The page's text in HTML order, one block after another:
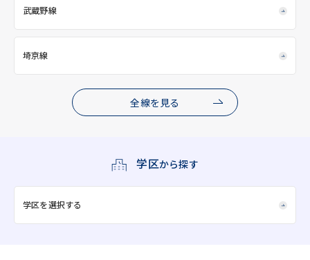
武蔵野線
埼京線
全線を見る
学区から探す
学区を選択する